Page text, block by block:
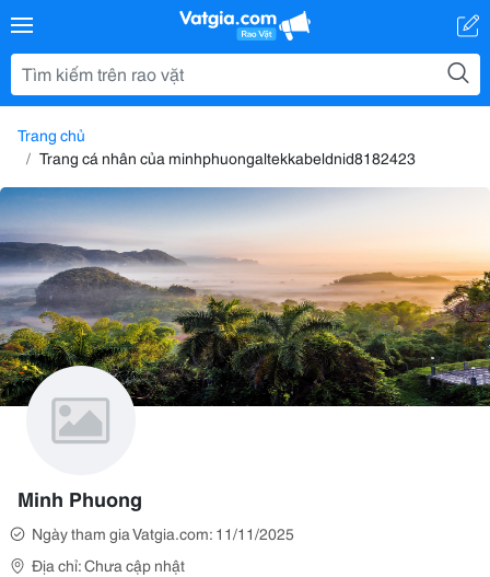
Trang chủ
Trang cá nhân của minhphuongaltekkabeldnid8182423
Minh Phuong
Ngày tham gia Vatgia.com: 11/11/2025
Địa chỉ: Chưa cập nhật